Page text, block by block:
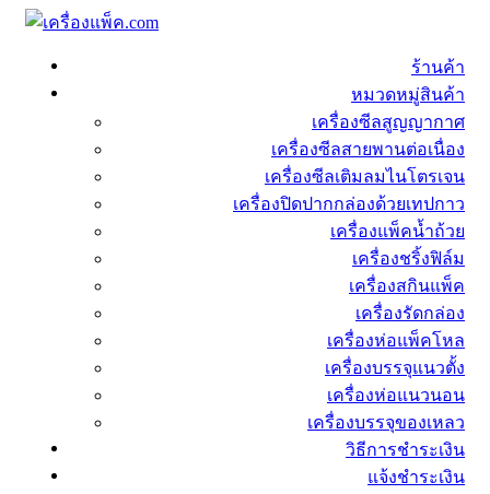
ร้านค้า
หมวดหมู่สินค้า
เครื่องซีลสูญญากาศ
เครื่องซีลสายพานต่อเนื่อง
เครื่องซีลเติมลมไนโตรเจน
เครื่องปิดปากกล่องด้วยเทปกาว
เครื่องแพ็คน้ำถ้วย
เครื่องชริ้งฟิล์ม
เครื่องสกินแพ็ค
เครื่องรัดกล่อง
เครื่องห่อแพ็คโหล
เครื่องบรรจุแนวตั้ง
เครื่องห่อแนวนอน
เครื่องบรรจุของเหลว
วิธีการชำระเงิน
แจ้งชำระเงิน